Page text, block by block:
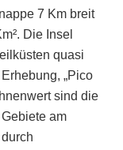
7 Km breit
Die Insel
quasi
„Pico
sind die
am